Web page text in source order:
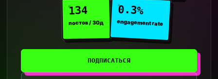
134
постов / 30д
0.3%
engagement rate
ПОДПИСАТЬСЯ